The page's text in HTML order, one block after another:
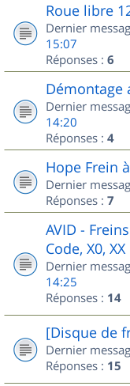
Roue libre
Dernier
15:07
Réponses : 6
Démontage
Dernier
14:20
Réponses : 4
Hope Frein
Dernier
Réponses : 7
AVID -
Code, X0, XX
Dernier
14:25
Réponses : 14
[Disque de
Dernier
Réponses : 15